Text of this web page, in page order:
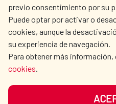
previo consentimiento por su
Puede optar por activar o
cookies, aunque la
su experiencia de navegación.
Para obtener más
cookies.
OUR SOCIAL MEDIA